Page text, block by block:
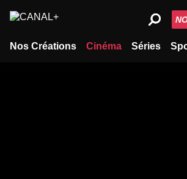
Nos Créations Cinéma Séries